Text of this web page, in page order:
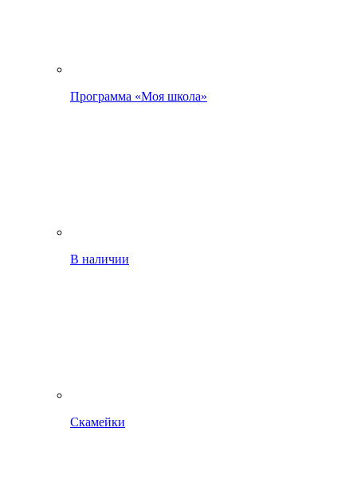
Программа «Моя школа»
В наличии
Скамейки